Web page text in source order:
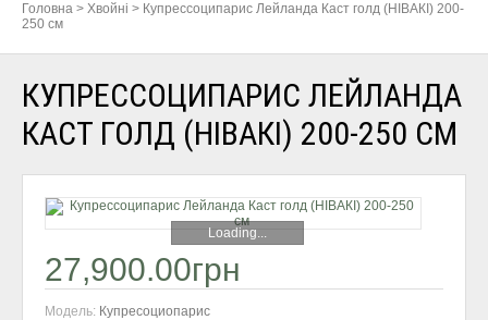
Головна > Хвойні > Купресcоципарис Лейланда Каст голд (НІВАКІ) 200-
250 см
КУПРЕСCОЦИПАРИС ЛЕЙЛАНДА
КАСТ ГОЛД (НІВАКІ) 200-250 СМ
Loading...
27,900.00грн
Модель: Купресоциопарис